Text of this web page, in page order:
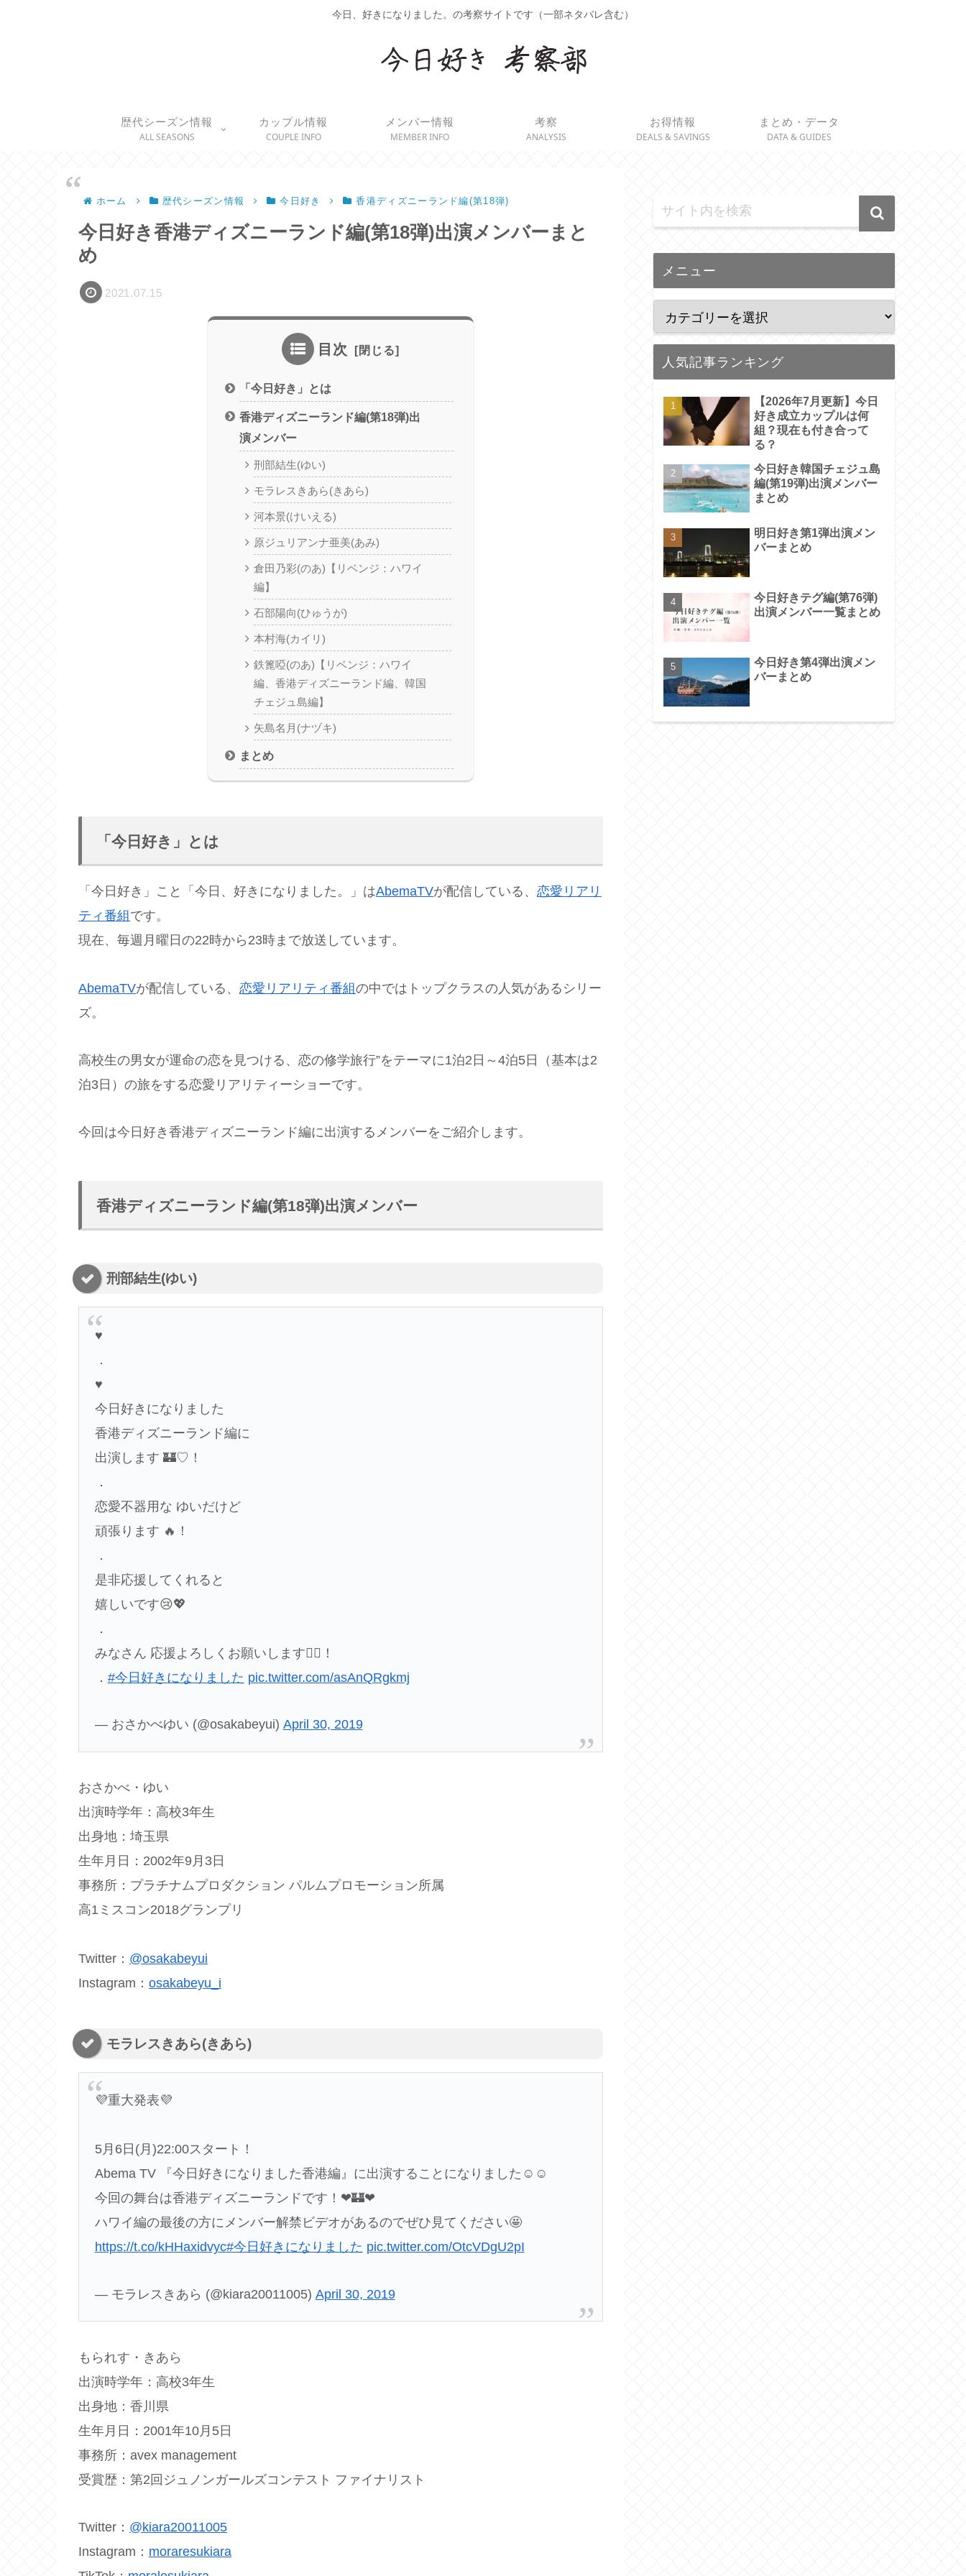
今日、好きになりました。の考察サイトです（一部ネタバレ含む）
歴代シーズン情報
ALL SEASONS
カップル情報
COUPLE INFO
メンバー情報
MEMBER INFO
考察
ANALYSIS
お得情報
DEALS & SAVINGS
まとめ・データ
DATA & GUIDES
ホーム 歴代シーズン情報 今日好き 香港ディズニーランド編(第18弾)
今日好き香港ディズニーランド編(第18弾)出演メンバーまと
め
2021.07.15
目次
「今日好き」とは
香港ディズニーランド編(第18弾)出
演メンバー
刑部結生(ゆい)
モラレスきあら(きあら)
河本景(けいえる)
原ジュリアンナ亜美(あみ)
倉田乃彩(のあ)【リベンジ：ハワイ
編】
石部陽向(ひゅうが)
本村海(カイリ)
鉄篦啞(のあ)【リベンジ：ハワイ
編、香港ディズニーランド編、韓国
チェジュ島編】
矢島名月(ナヅキ)
まとめ
「今日好き」とは
「今日好き」こと「今日、好きになりました。」はAbemaTVが配信している、 恋愛 リアリ
ティ番組 です。
現在、毎週月曜日の22時から23時まで放送しています。
AbemaTVが配信している、 恋愛 リアリティ番組の中ではトップクラスの人気があるシリー
ズ。
高校生の男女が運命の恋を見つける、恋の修学旅行”をテーマに1泊2日～4泊5日（基本は2
泊3日）の旅をする恋愛リアリティーショーです。
今回は今日好き香港ディズニーランド編に出演するメンバーをご紹介します。
香港ディズニーランド編(第18弾)出演メンバー
刑部結生(ゆい)
♥
．
♥
今日好きになりました
香港ディズニーランド編に
出演します 🏰♡！
．
恋愛不器用な ゆいだけど
頑張ります 🔥！
．
是非応援してくれると
嬉しいです😢💖
．
みなさん 応援よろしくお願いします🙇‍♀️！
． #今日好きになりました pic.twitter.com/asAnQRgkmj
— おさかべゆい (@osakabeyui) April 30, 2019
おさかべ・ゆい
出演時学年：高校3年生
出身地：埼玉県
生年月日：2002年9月3日
事務所：プラチナムプロダクション パルムプロモーション所属
高1ミスコン2018グランプリ
Twitter： @osakabeyui
Instagram： osakabeyu_i
モラレスきあら(きあら)
💜重大発表💜
5月6日(月)22:00スタート！
Abema TV 『今日好きになりました香港編』に出演することになりました☺︎☺︎
今回の舞台は香港ディズニーランドです！❤︎🏰❤︎
ハワイ編の最後の方にメンバー解禁ビデオがあるのでぜひ見てください🤩
https://t.co/kHHaxidvyc#今日好きになりました pic.twitter.com/OtcVDgU2pI
— モラレスきあら (@kiara20011005) April 30, 2019
もられす・きあら
出演時学年：高校3年生
出身地：香川県
生年月日：2001年10月5日
事務所：avex management
受賞歴：第2回ジュノンガールズコンテスト ファイナリスト
Twitter： @kiara20011005
Instagram： moraresukiara
メニュー
人気記事ランキング
【2026年7月更新】今日
好き成立カップルは何
組？現在も付き合って
る？
今日好き韓国チェジュ島
編(第19弾)出演メンバー
まとめ
明日好き第1弾出演メン
バーまとめ
今日好きテグ編(第76弾)
出演メンバー一覧まとめ
今日好き第4弾出演メン
バーまとめ